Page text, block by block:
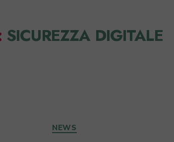
SICUREZZA DIGITALE
Categorie
NEWS